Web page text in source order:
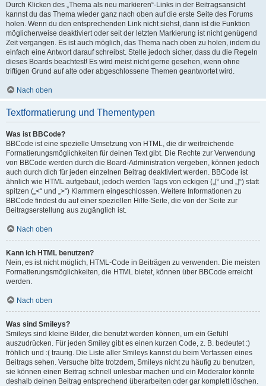
Durch Klicken des „Thema als neu markieren“-Links in der Beitragsansicht
kannst du das Thema wieder ganz nach oben auf die erste Seite des Forums
holen. Wenn du den entsprechenden Link nicht siehst, dann ist die Funktion
möglicherweise deaktiviert oder seit der letzten Markierung ist nicht genügend
Zeit vergangen. Es ist auch möglich, das Thema nach oben zu holen, indem du
einfach eine Antwort darauf schreibst. Stelle jedoch sicher, dass du die Regeln
dieses Boards beachtest! Es wird meist nicht gerne gesehen, wenn ohne
triftigen Grund auf alte oder abgeschlossene Themen geantwortet wird.
Nach oben
Textformatierung und Thementypen
Was ist BBCode?
BBCode ist eine spezielle Umsetzung von HTML, die dir weitreichende
Formatierungsmöglichkeiten für deinen Text gibt. Die Rechte zur Verwendung
von BBCode werden durch die Board-Administration vergeben, können jedoch
auch durch dich für jeden einzelnen Beitrag deaktiviert werden. BBCode ist
ähnlich wie HTML aufgebaut, jedoch werden Tags von eckigen („[“ und „]“) statt
spitzen („<“ und „>“) Klammern eingeschlossen. Weitere Informationen zu
BBCode findest du auf einer speziellen Hilfe-Seite, die von der Seite zur
Beitragserstellung aus zugänglich ist.
Nach oben
Kann ich HTML benutzen?
Nein, es ist nicht möglich, HTML-Code in Beiträgen zu verwenden. Die meisten
Formatierungsmöglichkeiten, die HTML bietet, können über BBCode erreicht
werden.
Nach oben
Was sind Smileys?
Smileys sind kleine Bilder, die benutzt werden können, um ein Gefühl
auszudrücken. Für jeden Smiley gibt es einen kurzen Code, z. B. bedeutet :)
fröhlich und :( traurig. Die Liste aller Smileys kannst du beim Verfassen eines
Beitrags sehen. Versuche bitte trotzdem, Smileys nicht zu häufig zu benutzen,
sie können einen Beitrag schnell unlesbar machen und ein Moderator könnte
deshalb deinen Beitrag entsprechend überarbeiten oder gar komplett löschen.